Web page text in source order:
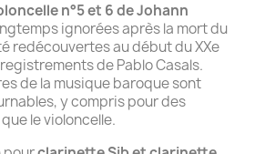
n°5 et 6 de Johann
ignorées après la mort du
redécouvertes au début du XXe
de Pablo Casals.
de la musique baroque sont
y compris pour des
le violoncelle.